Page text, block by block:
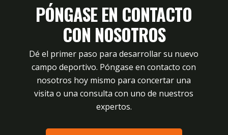
PÓNGASE EN CONTACTO
CON NOSOTROS
Dé el primer paso para desarrollar su nuevo
campo deportivo. Póngase en contacto con
nosotros hoy mismo para concertar una
visita o una consulta con uno de nuestros
expertos.